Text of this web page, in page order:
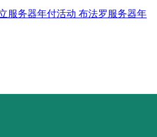
服务器年付活动 布法罗服务器年